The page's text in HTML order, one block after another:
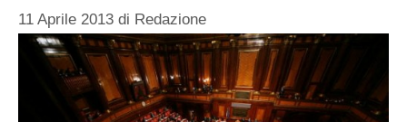
11 Aprile 2013 di Redazione